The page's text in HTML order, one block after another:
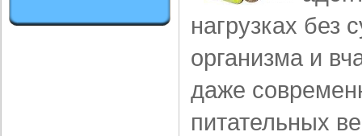
нагрузках без
организма и
даже
питательных